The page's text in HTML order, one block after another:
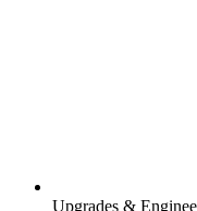
Upgrades &